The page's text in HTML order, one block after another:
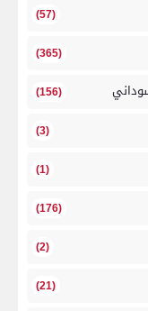
(57)
(365)
(156)
(3)
(1)
(176)
(2)
(21)